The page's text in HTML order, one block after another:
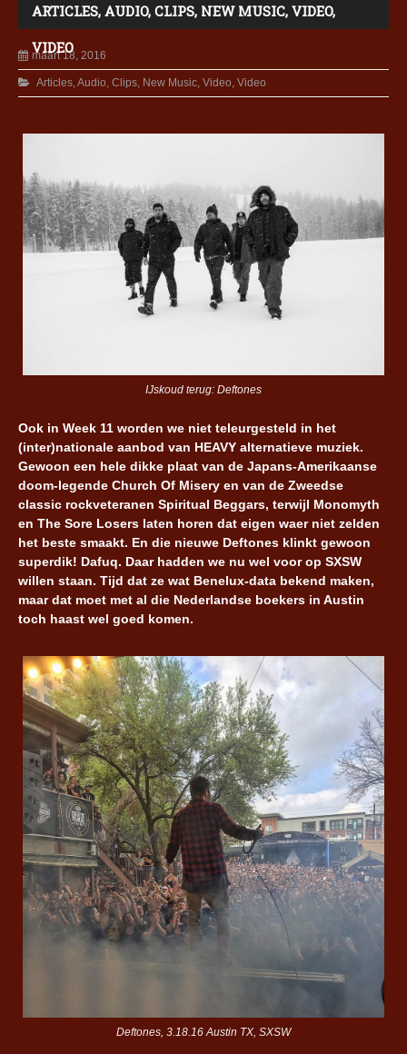
ARTICLES, AUDIO, CLIPS, NEW MUSIC, VIDEO,
VIDEO
maart 18, 2016
Articles,Audio, Clips, New Music, Video, Video
IJskoud terug: Deftones
Ook in Week 11 worden we niet teleurgesteld in het
(inter)nationale aanbod van HEAVY alternatieve muziek.
Gewoon een hele dikke plaat van de Japans-Amerikaanse
doom-legende Church Of Misery en van de Zweedse
classic rockveteranen Spiritual Beggars, terwijl Monomyth
en The Sore Losers laten horen dat eigen waer niet zelden
het beste smaakt. En die nieuwe Deftones klinkt gewoon
superdik! Dafuq. Daar hadden we nu wel voor op SXSW
willen staan. Tijd dat ze wat Benelux-data bekend maken,
maar dat moet met al die Nederlandse boekers in Austin
toch haast wel goed komen.
Deftones, 3.18.16 Austin TX, SXSW